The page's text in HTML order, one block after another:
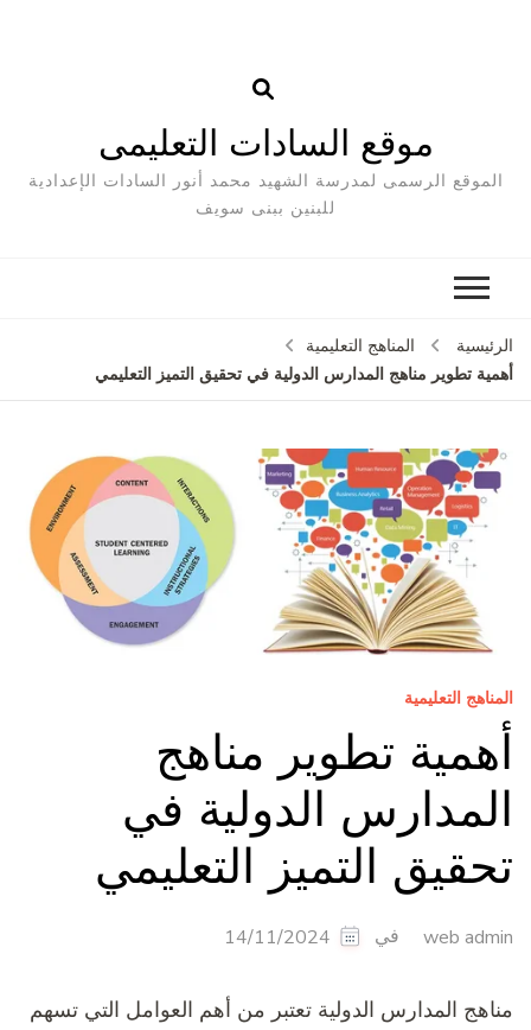
موقع السادات التعليمى
الموقع الرسمى لمدرسة الشهيد محمد أنور السادات الإعدادية
للبنين ببنى سويف
الرئيسية
المناهج التعليمية
أهمية تطوير مناهج المدارس الدولية في تحقيق التميز التعليمي
المناهج التعليمية
أهمية تطوير مناهج
المدارس الدولية في
تحقيق التميز التعليمي
web admin في 14/11/2024
مناهج المدارس الدولية تعتبر من أهم العوامل التي تسهم